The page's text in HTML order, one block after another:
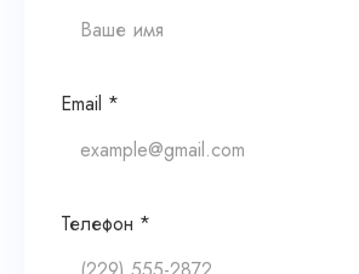
Email *
Телефон *